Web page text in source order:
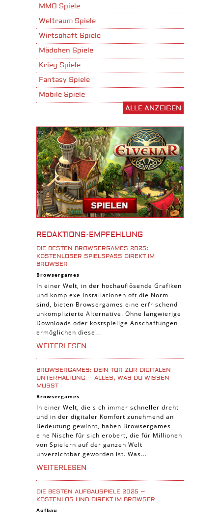
MMO Spiele
Weltraum Spiele
Wirtschaft Spiele
Mädchen Spiele
Krieg Spiele
Fantasy Spiele
Mobile Spiele
Download Spiele
3D Spiele
Tablet Spiele
Android Spiele
iPhone Spiele
iOS Spiele
iPad Spiele
Denk Spiele
Piraten Spiele
Sport Spiele
Pferde Spiele
Simulation Spiele
Tier Spiele
Casual Spiele
Abenteuer Spiele
Online Spiele
3-Gewinnt Spiele
Trading Card Spiele
Manager Spiele
ALLE ANZEIGEN
REDAKTIONS-EMPFEHLUNG
DIE BESTEN BROWSERGAMES 2025:
KOSTENLOSER SPIELSPASS DIREKT IM B
ROWSER
Browsergames
In einer Welt, in der hochauflösende Grafiken
und komplexe Installationen oft die Norm
sind, bieten Browsergames eine erfrischend
unkomplizierte Alternative. Ohne langwierige
Downloads oder kostspielige Anschaffungen
ermöglichen diese...
WEITERLESEN
BROWSERGAMES: DEIN TOR ZUR DIGITALEN
UNTERHALTUNG – ALLES, WAS DU WISSEN
MUSST
Browsergames
In einer Welt, die sich immer schneller dreht
und in der digitaler Komfort zunehmend an
Bedeutung gewinnt, haben Browsergames
eine Nische für sich erobert, die für Millionen
von Spielern auf der ganzen Welt
unverzichtbar geworden ist. Was...
WEITERLESEN
DIE BESTEN AUFBAUSPIELE 2025 –
KOSTENLOS UND DIREKT IM BROWSER
Aufbau